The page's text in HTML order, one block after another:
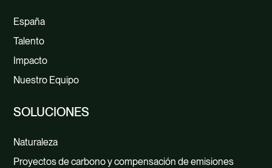
España
Talento
Impacto
Nuestro Equipo
SOLUCIONES
Naturaleza
Proyectos de carbono y compensación de emisiones